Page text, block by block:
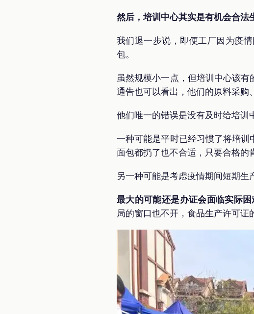
然后，培训中心其实是有机会合法
我们退一步说，即便工厂因为疫
包。
虽然规模小一点，但培训中心该
通告也可以看出，他们的原料采购
他们唯一的错误是没有及时给培训
一种可能是平时已经习惯了将培
面包都扔了也不合适，只要合格的
另一种可能是考虑疫情期间短期生
最大的可能还是办证会面临实际困
局的窗口也不开，食品生产许可证